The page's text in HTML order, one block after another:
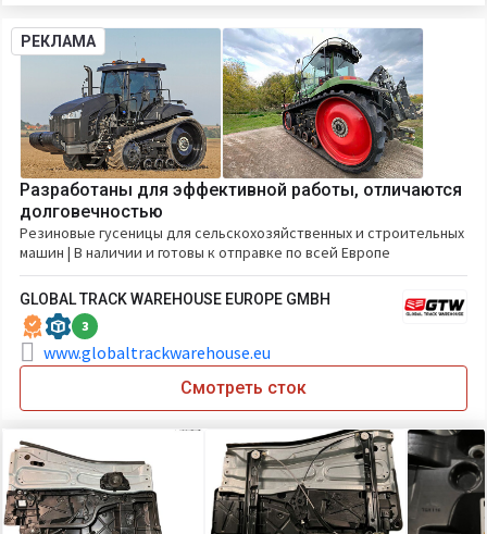
РЕКЛАМА
Разработаны для эффективной работы, отличаются
долговечностью
Резиновые гусеницы для сельскохозяйственных и строительных
машин | В наличии и готовы к отправке по всей Европе
GLOBAL TRACK WAREHOUSE EUROPE GMBH
3
www.globaltrackwarehouse.eu
Смотреть сток